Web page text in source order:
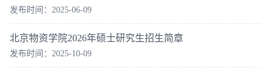
发布时间：2025-06-09
北京物资学院2026年硕士研究生招生简章
发布时间：2025-10-09